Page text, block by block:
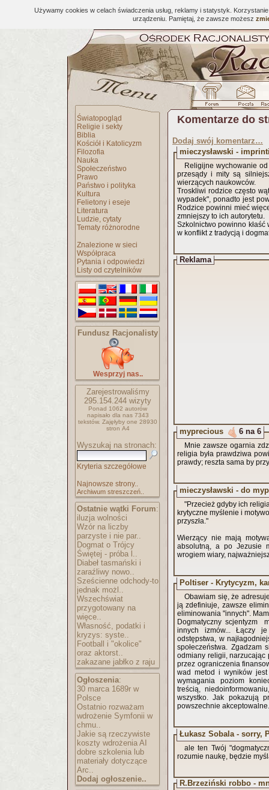
Używamy cookies w celach świadczenia usług, reklamy i statystyk.
urządzeniu. Pamiętaj, że zawsze możesz
Światopogląd
Religie i sekty
Biblia
Kościół i Katolicyzm
Filozofia
Nauka
Społeczeństwo
Prawo
Państwo i polityka
Kultura
Felietony i eseje
Literatura
Ludzie, cytaty
Tematy różnorodne
Znalezione w sieci
Współpraca
Pytania i odpowiedzi
Listy od czytelników
Fundusz Racjonalisty
Wesprzyj nas..
Zarejestrowaliśmy
295.154.244 wizyty
Ponad 1062 autorów
napisało dla nas 7343
tekstów. Zajęłyby one 28930
stron A4
Wyszukaj na stronach:
Kryteria szczegółowe
Najnowsze strony..
Archiwum streszczeń..
Ostatnie wątki Forum:
iluzja wolności
Wzór na liczby
parzyste i nie par..
Dogmat o Trójcy
Świętej - próba l..
Diabeł tasmański i
zaraźliwy nowo..
Sześcienne odchody-to
jednak możl..
Wszechświat
przygotowany na
więce..
Własność, podatki i
kryzys: syste..
Football i "okolice"
oraz aktorst..
zakazane jabłko z raju
Ogłoszenia:
30 marca 1689r w
Polsce
Ostatnio rozważam
wdrożenie Symfonii w
chmu..
Jakie są rzeczywiste
koszty wdrożenia AI
dobre szkolenia lub
materiały dotyczące
Arc..
Dodaj ogłoszenie..
Komentarze do
Dodaj swój komentarz…
mieczysławski -
Religijne wychowanie
przesądy i mity są
wierzących naukowców.
Troskliwi rodzice często
wypadek", ponadto jest
Rodzice powinni mieć
zmniejszy to ich autorytetu.
Szkolnictwo powinno
w konflikt z tradycją i
Reklama
myprecious 6 na 6
Mnie zawsze ogarnia
religia była prawdziwa
prawdy; reszta sama by
mieczysławski - do
"Przecież gdyby ich
krytyczne myślenie i
przyszła."
Wierzący nie mają
absolutną, a po Jezusie
wrogiem wiary,
Poltiser - Krytycyzm,
Obawiam się, że
ją zdefiniuje, zawsze
eliminowania "innych".
Dogmatyczny scjentyzm
innych izmów... Łączy
odstępstwa, w
społeczeństwa.
odmiany religii, narzucając
przez ograniczenia
wad metod i wyników jest
wymagania poziom
treścią,
wszystko. Jak pokazują
powszechnie
Łukasz Sobala - sorry,
ale ten Twój
rozumie naukę, będzie
R.Brzeziński robbo -